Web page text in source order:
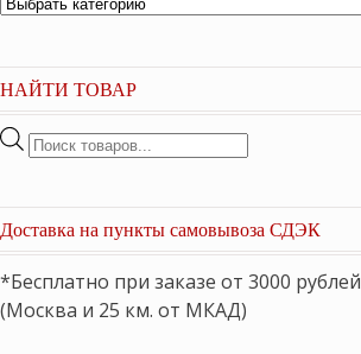
НАЙТИ ТОВАР
Поиск
Доставка на пункты самовывоза СДЭК
*Бесплатно при заказе от 3000 рублей
(Москва и 25 км. от МКАД)